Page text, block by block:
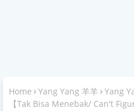
Home Yang Yang 羊羊 Yang
【Tak Bisa Menebak/ Can't